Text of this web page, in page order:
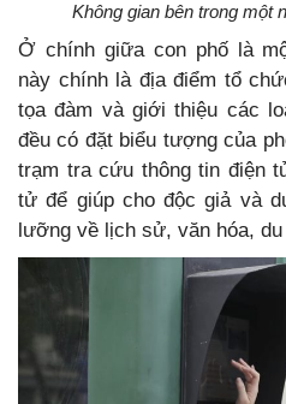
Không gian bên trong một
Ở chính giữa con phố là
này chính là địa điểm tổ
tọa đàm và giới thiệu các
đều có đặt biểu tượng của
trạm tra cứu thông tin điện
tử để giúp cho độc giả và
lưỡng về lịch sử, văn hóa,